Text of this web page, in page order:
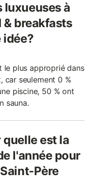
luxueuses à
& breakfasts
idée?
le plus approprié dans
car seulement 0 %
piscine, 50 % ont
sauna.
est la
l'année pour
Père